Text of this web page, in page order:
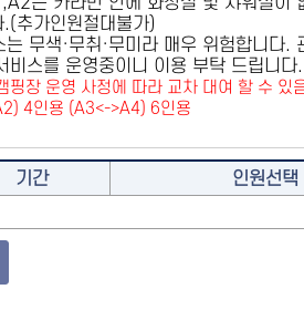
추가인원절대불가)
는 무색·무취·무미라 매우 위험합니다.
비스를 운영중이니 이용 부탁 드립니다.
핑장 운영 사정에 따라 교차 대여 할 수 있
4인용 (A3<->A4) 6인용
기간 인원선택